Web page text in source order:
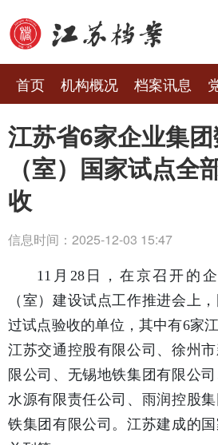
首页 机构概况 档案讯息
江苏省6家企业集
（室）国家试点全
收
信息时间：2025-12-03 15:47
11月28日，在京召开的
（室）建设试点工作推进会上
过试点验收的单位，其中有6家
江苏交通控股有限公司、徐州
限公司、无锡地铁集团有限公
水源有限责任公司、雨润控股
铁集团有限公司。江苏建成的